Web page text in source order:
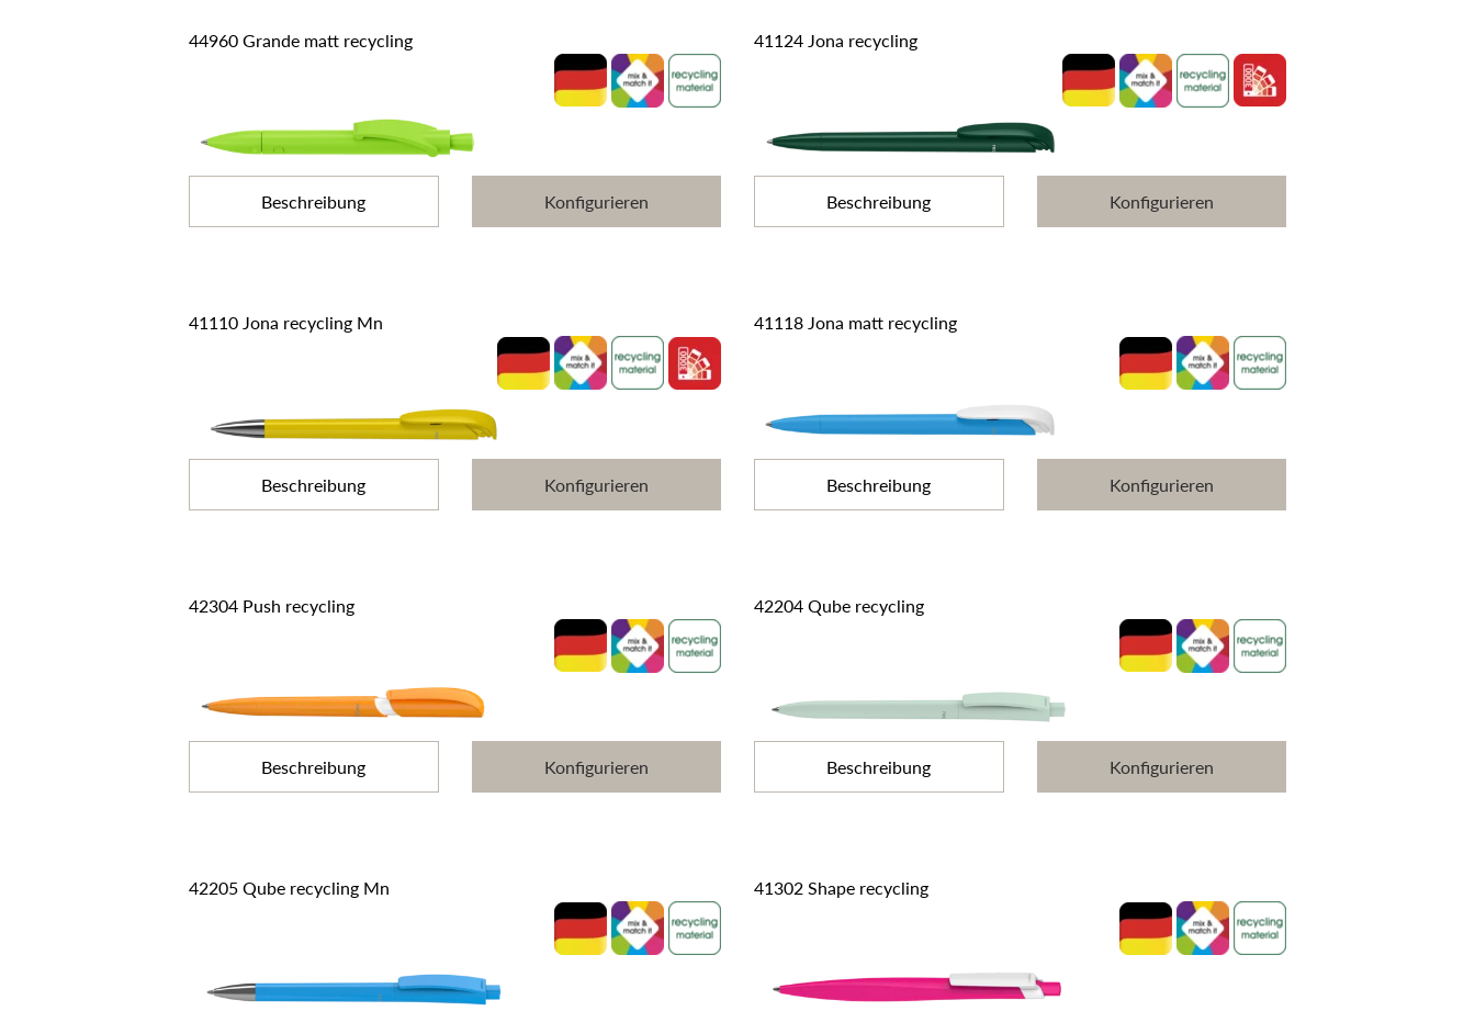
44960 Grande matt recycling
Beschreibung Konfigurieren
41124 Jona recycling
Beschreibung Konfigurieren
41110 Jona recycling Mn
Beschreibung Konfigurieren
41118 Jona matt recycling
Beschreibung Konfigurieren
42304 Push recycling
Beschreibung Konfigurieren
42204 Qube recycling
Beschreibung Konfigurieren
42205 Qube recycling Mn 41302 Shape recycling